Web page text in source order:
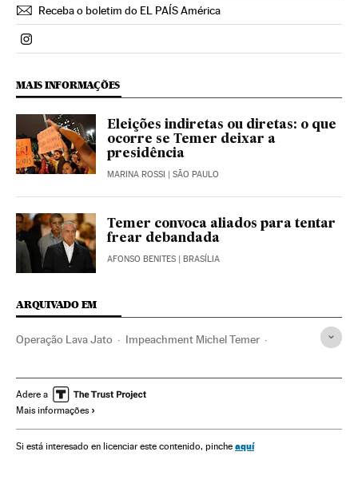
Receba o boletim do EL PAÍS América
Politica El País Brasil en Instagram
MAIS INFORMAÇÕES
Eleições indiretas ou diretas: o que
ocorre se Temer deixar a
presidência
MARINA ROSSI | SÃO PAULO
Temer convoca aliados para tentar
frear debandada
AFONSO BENITES | BRASÍLIA
ARQUIVADO EM
Operação Lava Jato Impeachment Michel Temer
Eleições antecipadas JBS
Polícia Federal
Caixa dois Financiamento partidos Calendário eleitoral
Adere a
Mais informações
Si está interesado en licenciar este contenido, pinche aquí